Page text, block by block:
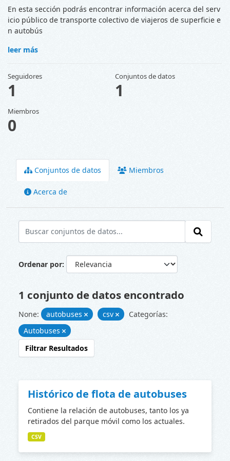
Conjuntos de datos Miembros
Acerca de
Ordenar por
1 conjunto de datos encontrado
None: autobuses csv
Categorías:
Autobuses
Filtrar Resultados
Histórico de flota de autobuses
Contiene la relación de autobuses, tanto los ya
retirados del parque móvil como los actuales.
CSV
En esta sección podrás encontrar información acerca del serv
icio público de transporte colectivo de viajeros de superficie e
n autobús
leer más
Seguidores
1
Conjuntos de datos
1
Miembros
0